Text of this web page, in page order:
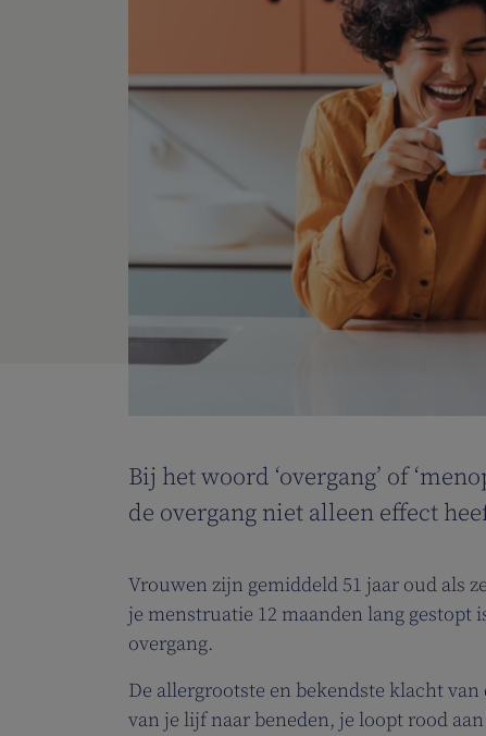
Bij het woord ‘overgang’ of
de overgang niet alleen effect
Vrouwen zijn gemiddeld 51 jaar oud als
je menstruatie 12 maanden lang gestopt
overgang.
De allergrootste en bekendste klacht
van je lijf naar beneden, je loopt rood